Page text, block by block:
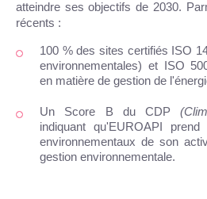
atteindre ses objectifs de 2030.
récents :
100 % des sites certifiés ISO
environnementales) et ISO
en matière de gestion de
Un Score B du CDP
indiquant qu'EUROAPI
environnementaux de son
gestion environnementale.